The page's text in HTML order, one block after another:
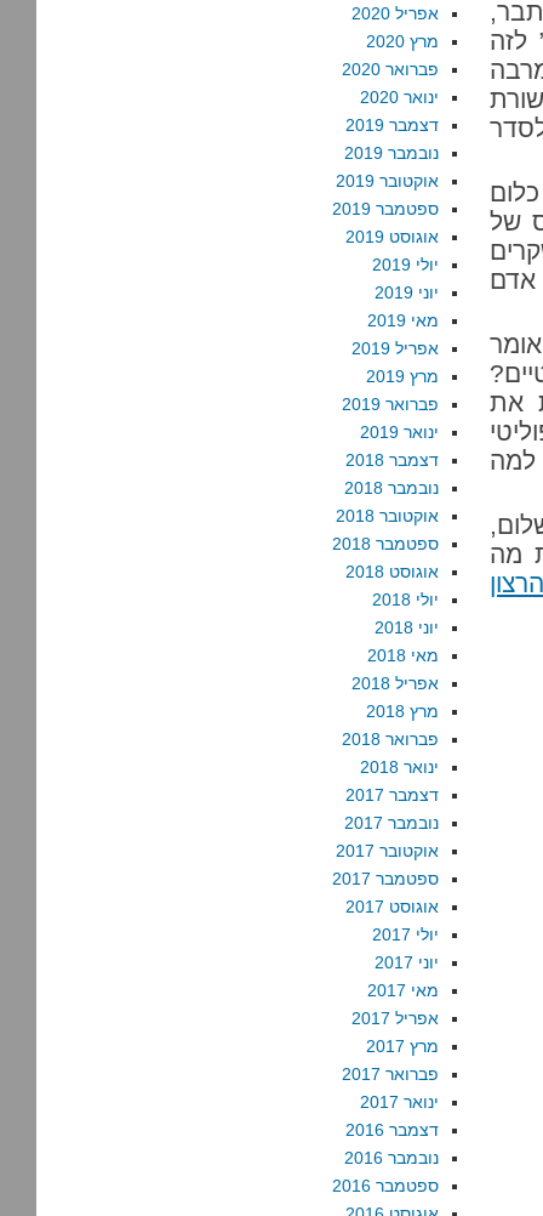
לזה
של
אדם
את
למה
מה
אפריל 2020
מרץ 2020
פברואר 2020
ינואר 2020
דצמבר 2019
נובמבר 2019
אוקטובר 2019
ספטמבר 2019
אוגוסט 2019
יולי 2019
יוני 2019
מאי 2019
אפריל 2019
מרץ 2019
פברואר 2019
ינואר 2019
דצמבר 2018
נובמבר 2018
אוקטובר 2018
ספטמבר 2018
אוגוסט 2018
יולי 2018
יוני 2018
מאי 2018
אפריל 2018
מרץ 2018
פברואר 2018
ינואר 2018
דצמבר 2017
נובמבר 2017
אוקטובר 2017
ספטמבר 2017
אוגוסט 2017
יולי 2017
יוני 2017
מאי 2017
אפריל 2017
מרץ 2017
פברואר 2017
ינואר 2017
דצמבר 2016
נובמבר 2016
ספטמבר 2016